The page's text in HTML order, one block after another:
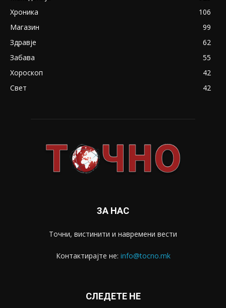
Хроника
106
Магазин
99
Здравје
62
Забава
55
Хороскоп
42
Свет
42
ЗА НАС
Точни, вистинити и навремени вести
Контактирајте не: info@tocno.mk
СЛЕДЕТЕ НЕ